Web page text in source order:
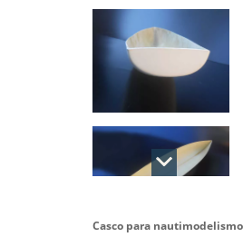
Casco para nautimodelismo